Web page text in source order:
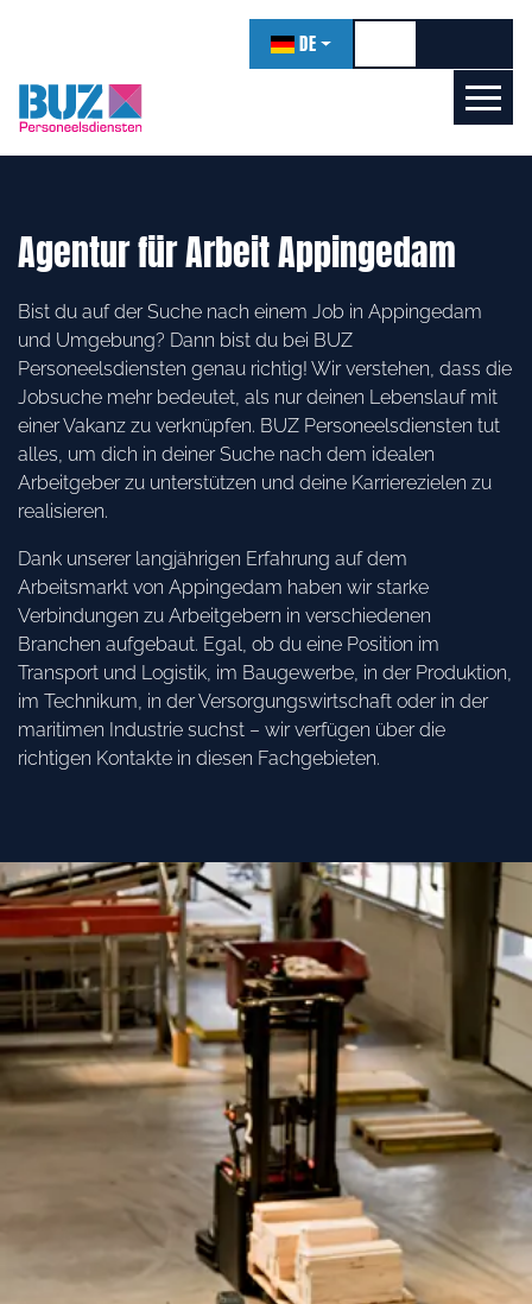
DE
Hohen Kontrast
Agentur für Arbeit Appingedam
Bist du auf der Suche nach einem Job in Appingedam
und Umgebung? Dann bist du bei BUZ
Personeelsdiensten genau richtig! Wir verstehen, dass die
Jobsuche mehr bedeutet, als nur deinen Lebenslauf mit
einer Vakanz zu verknüpfen. BUZ Personeelsdiensten tut
alles, um dich in deiner Suche nach dem idealen
Arbeitgeber zu unterstützen und deine Karrierezielen zu
realisieren.
Dank unserer langjährigen Erfahrung auf dem
Arbeitsmarkt von Appingedam haben wir starke
Verbindungen zu Arbeitgebern in verschiedenen
Branchen aufgebaut. Egal, ob du eine Position im
Transport und Logistik, im Baugewerbe, in der Produktion,
im Technikum, in der Versorgungswirtschaft oder in der
maritimen Industrie suchst – wir verfügen über die
richtigen Kontakte in diesen Fachgebieten.